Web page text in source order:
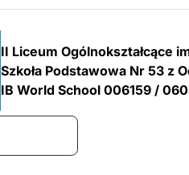
II Liceum Ogólnokształcące
Szkoła Podstawowa Nr 53 z
IB World School 006159 /